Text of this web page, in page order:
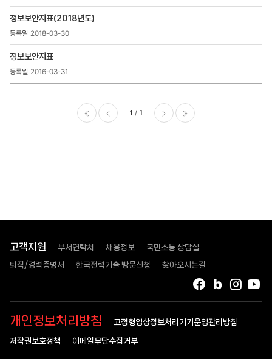
정보보안지표(2018년도)
2018-03-30
정보보안지표
2016-03-31
1 1
고객지원 부서연락처 채용정보 국민소통 상담실
퇴직/경력증명서 한국전력기술 방문신청 찾아오시는길
인스
블로그
페이스북
개인정보처리방침 고정형영상정보처리기기운영관리방침
저작권보호정책 이메일무단수집거부